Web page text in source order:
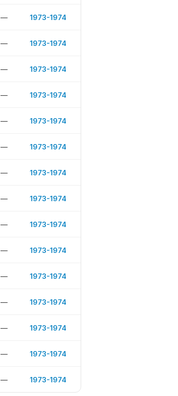
— 1973-1974
— 1973-1974
— 1973-1974
— 1973-1974
— 1973-1974
— 1973-1974
— 1973-1974
— 1973-1974
— 1973-1974
— 1973-1974
— 1973-1974
— 1973-1974
— 1973-1974
— 1973-1974
— 1973-1974